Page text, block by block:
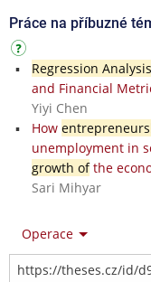
Práce na příbuzné
Regression Analysis
and Financial
Yiyi Chen
How
unemployment in
growth ofthe
Sari Mihyar
Operace